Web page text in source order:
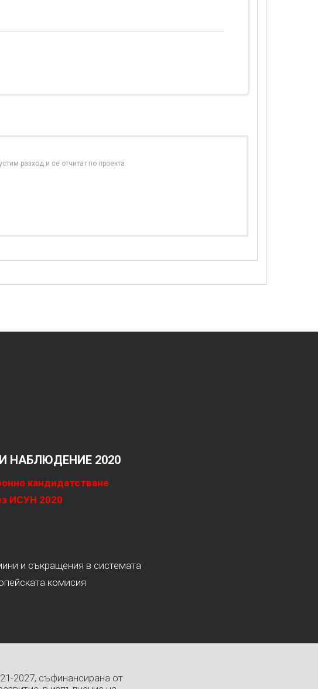
разход и се отчитат по проекта
НАБЛЮДЕНИЕ 2020
кандидатстване
ИСУН 2020
и съкращения в системата
комисия
2027, съфинансирана от